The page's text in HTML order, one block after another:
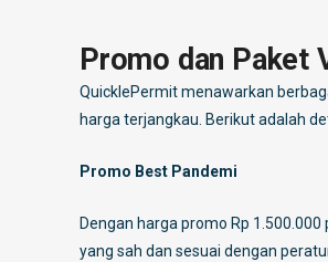
Promo dan Paket
QuicklePermit menawarkan
harga terjangkau. Berikut adalah
Promo Best Pandemi
Dengan harga promo Rp
yang sah dan sesuai dengan